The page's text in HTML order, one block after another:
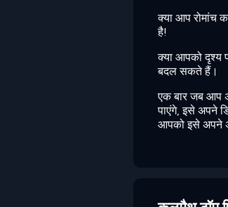
क्या आप रोमांच
है!
क्या आपको दृश्य
बदल सकते हैं।
एक बार जब आप
पाएंगे, इसे अपने
आपको इसे अपने